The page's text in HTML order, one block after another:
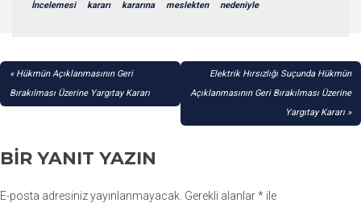
İncelemesi kararı kararına meslekten nedeniyle
YAZI
GEZINMESI
Hükmün Açıklanmasının Geri
Bırakılması Üzerine Yargıtay Kararı
Elektrik Hırsızlığı Suçunda Hükmün
Açıklanmasının Geri Bırakılması Üzerine
Yargıtay Kararı
BIR YANIT YAZIN
E-posta adresiniz yayınlanmayacak. Gerekli alanlar* ile